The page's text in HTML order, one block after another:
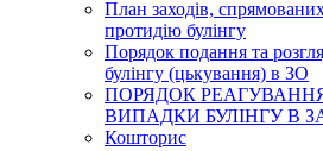
План заходів,
протидію булінгу
Порядок подання та
булінгу (цькування) в ЗО
ПОРЯДОК
ВИПАДКИ БУЛІНГУ В
Кошторис